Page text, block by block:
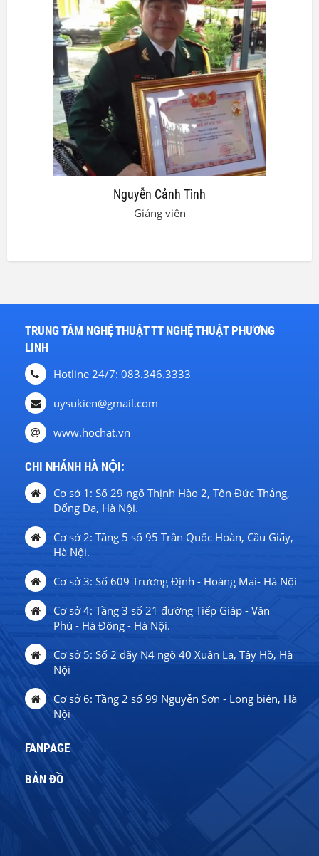
Nguyễn Cảnh Tình
Giảng viên
TRUNG TÂM NGHỆ THUẬT TT NGHỆ THUẬT PHƯƠNG
LINH
Hotline 24/7: 083.346.3333
uysukien@gmail.com
www.hochat.vn
CHI NHÁNH HÀ NỘI:
Cơ sở 1: Số 29 ngõ Thịnh Hào 2, Tôn Đức Thắng,
Đống Đa, Hà Nội.
Cơ sở 2: Tầng 5 số 95 Trần Quốc Hoàn, Cầu Giấy,
Hà Nội.
Cơ sở 3: Số 609 Trương Định - Hoàng Mai- Hà Nội
Cơ sở 4: Tầng 3 số 21 đường Tiếp Giáp - Văn
Phú - Hà Đông - Hà Nội.
Cơ sở 5: Số 2 dãy N4 ngõ 40 Xuân La, Tây Hồ, Hà
Nội
Cơ sở 6: Tầng 2 số 99 Nguyễn Sơn - Long biên, Hà
Nội
FANPAGE
BẢN ĐỒ